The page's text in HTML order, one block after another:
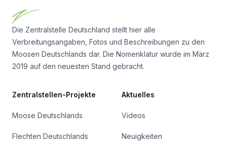
Die Zentralstelle Deutschland stellt hier alle
Verbreitungsangaben, Fotos und Beschreibungen zu den
Moosen Deutschlands dar. Die Nomenklatur wurde im März
2019 auf den neuesten Stand gebracht.
Zentralstellen-Projekte
Moose Deutschlands
Flechten Deutschlands
Aktuelles
Videos
Neuigkeiten